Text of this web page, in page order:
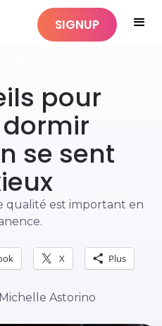
SIGNUP
pour
se sent
qualité est important en
X Plus
Astorino